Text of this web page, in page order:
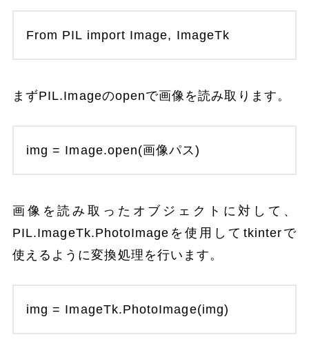
From PIL import Image, ImageTk
まずPIL.Imageのopenで画像を読み取ります。
img = Image.open(画像パス)
画像を読み取ったオブジェクトに対して、
PIL.ImageTk.PhotoImageを使用してtkinterで
使えるように変換処理を行います。
img = ImageTk.PhotoImage(img)